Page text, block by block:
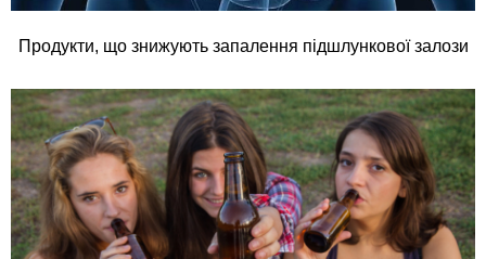
Продукти, що знижують запалення підшлункової залози